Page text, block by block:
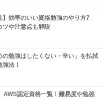
】効率のいい資格勉強のやり方7
ツや注意点も解説
の勉強はしたくない・辛い」を払拭
法！
AWS認定資格一覧！難易度や勉強